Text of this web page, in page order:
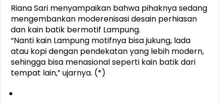
Riana Sari menyampaikan bahwa pihaknya sedang
mengembankan moderenisasi desain perhiasan
dan kain batik bermotif Lampung.
“Nanti kain Lampung motifnya bisa jukung, lada
atau kopi dengan pendekatan yang lebih modern,
sehingga bisa menasional seperti kain batik dari
tempat lain,” ujarnya. (*)